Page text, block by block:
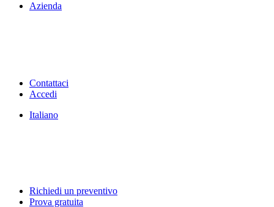
Azienda
Contattaci
Accedi
Italiano
Richiedi un preventivo
Prova gratuita